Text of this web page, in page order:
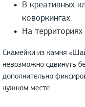
В креативных
коворкингах
На
Скамейки из камня
невозможно сдвинуть
дополнительно
нужном месте.